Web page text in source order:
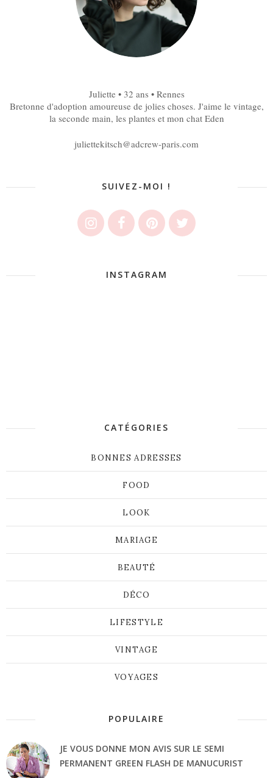
Juliette • 32 ans • Rennes
Bretonne d'adoption amoureuse de jolies choses. J'aime le vintage,
la seconde main, les plantes et mon chat Eden
juliettekitsch@adcrew-paris.com
SUIVEZ-MOI !
INSTAGRAM
CATÉGORIES
BONNES ADRESSES
FOOD
LOOK
MARIAGE
BEAUTÉ
DÉCO
LIFESTYLE
VINTAGE
VOYAGES
POPULAIRE
JE VOUS DONNE MON AVIS SUR LE SEMI
PERMANENT GREEN FLASH DE MANUCURIST